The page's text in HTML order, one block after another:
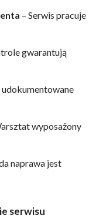
– Serwis pracuje
gwarantują
udokumentowane
wyposażony
naprawa jest
serwisu